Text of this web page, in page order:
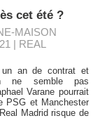
cet été ?
MAISON
| REAL
an de contrat et
ne semble pas
Varane pourrait
PSG et Manchester
Madrid risque de